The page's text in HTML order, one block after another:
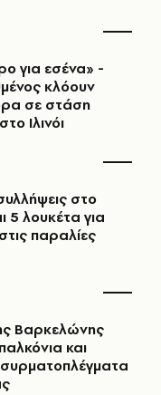
για εσένα» -
κλόουν
σε στάση
Ιλινόι
στο
5 λουκέτα για
παραλίες
Βαρκελώνης
και